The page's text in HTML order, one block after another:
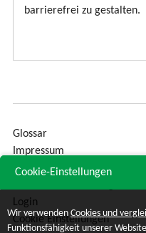
barrierefrei zu gestalten.
Glossar
Impressum
Sitemap
Login
Cookie Einstellungen
Cookie-Einstellungen
Wir verwenden Cookies und
Funktionsfähigkeit unserer